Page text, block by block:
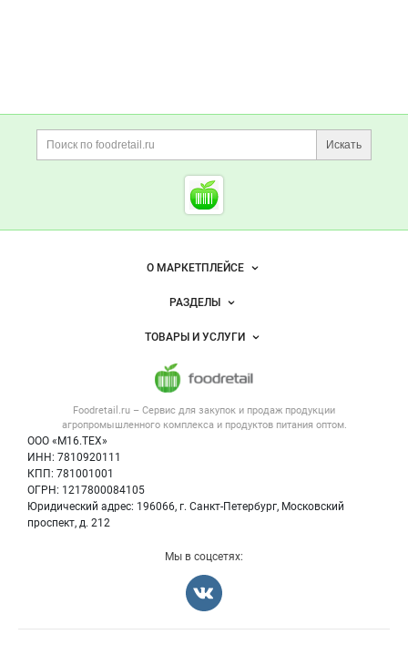
Дополнительная информация
Поиск по сайту и
Искать
Cсылки на полезные
Foodretail.ru
— продукты
Важные разделы и контакты
Foodretail.ru – Сервис для закупок и продаж продукции
агропромышленного комплекса и продуктов питания оптом.
ООО «М16.ТЕХ»
ИНН: 7810920111
КПП: 781001001
ОГРН: 1217800084105
Юридический адрес: 196066, г. Санкт-Петербург, Московский
проспект, д. 212
Навигация по сайтуО МАРКЕТПЛЕЙСЕ
Размещение рекламы
Публичная оферта
Контактная информация
Политика обработки персональных данных
РАЗДЕЛЫ
Новости рынка
Вакансии
ТОВАРЫ И УСЛУГИ
Напитки, соки, вода
Услуги
Оборудование для пищепрома
Информация о компаниях
Мы в соцсетях: